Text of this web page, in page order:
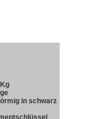
in schwarz